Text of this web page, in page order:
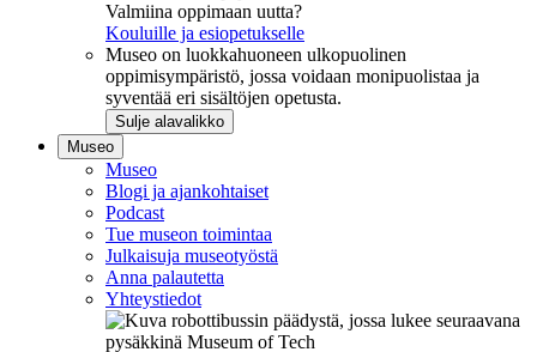
Valmiina oppimaan uutta?
Kouluille ja esiopetukselle
Museo on luokkahuoneen ulkopuolinen
oppimisympäristö, jossa voidaan monipuolistaa ja
syventää eri sisältöjen opetusta.
Sulje alavalikko
Museo
Museo
Blogi ja ajankohtaiset
Podcast
Tue museon toimintaa
Julkaisuja museotyöstä
Anna palautetta
Yhteystiedot